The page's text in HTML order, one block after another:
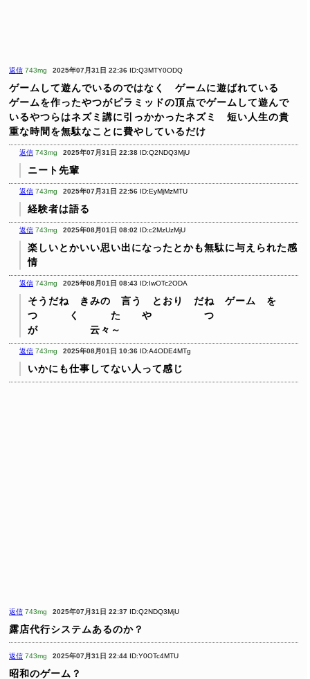
返信 743mg 2025年07月31日 22:36 ID:Q3MTY0ODQ
ゲームして遊んでいるのではなく ゲームに遊ばれている
ゲームを作ったやつがピラミッドの頂点でゲームして遊んで
いるやつらはネズミ講に引っかかったネズミ 短い人生の貴
重な時間を無駄なことに費やしているだけ
返信 743mg 2025年07月31日 22:38 ID:Q2NDQ3MjU
ニート先輩
返信 743mg 2025年07月31日 22:56 ID:EyMjMzMTU
経験者は語る
返信 743mg 2025年08月01日 08:02 ID:c2MzUzMjU
楽しいとかいい思い出になったとかも無駄に与えられた感
情
返信 743mg 2025年08月01日 08:43 ID:IwOTc2ODA
そうだね きみの 言う とおり だね ゲーム を
つ く た や つ
が 云々～
返信 743mg 2025年08月01日 10:36 ID:A4ODE4MTg
いかにも仕事してない人って感じ
返信 743mg 2025年07月31日 22:37 ID:Q2NDQ3MjU
露店代行システムあるのか？
返信 743mg 2025年07月31日 22:44 ID:Y0OTc4MTU
昭和のゲーム？